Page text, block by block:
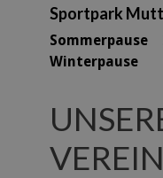
Sportpark
Sommerpause
Winterpause